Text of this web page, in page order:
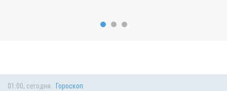
01:00, сегодня Гороскоп